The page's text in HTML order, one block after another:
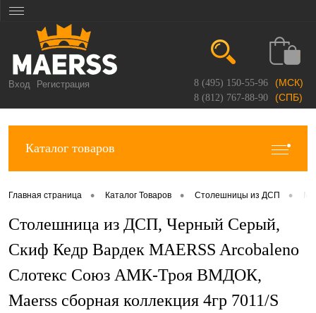
Вход Регистрация 8 (495) 150-55-96 (МСК)
8 (812) 767-88-90 (СПБ)
Каталог товаров
Главная страница • Каталог Товаров • Столешницы из ДСП •
Столешница из ДСП, Черный Серый,
Скиф Кедр Вардек MAERSS Arcobaleno
Слотекс Союз АМК-Троя ВМДОК,
Maerss сборная коллекция 4гр 7011/S